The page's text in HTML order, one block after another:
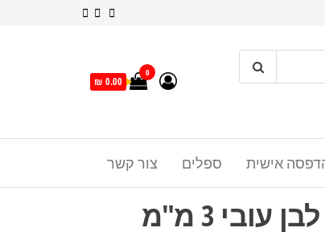
0
0.00 ₪
צור קשר ספלים אישית
3 מ"מ